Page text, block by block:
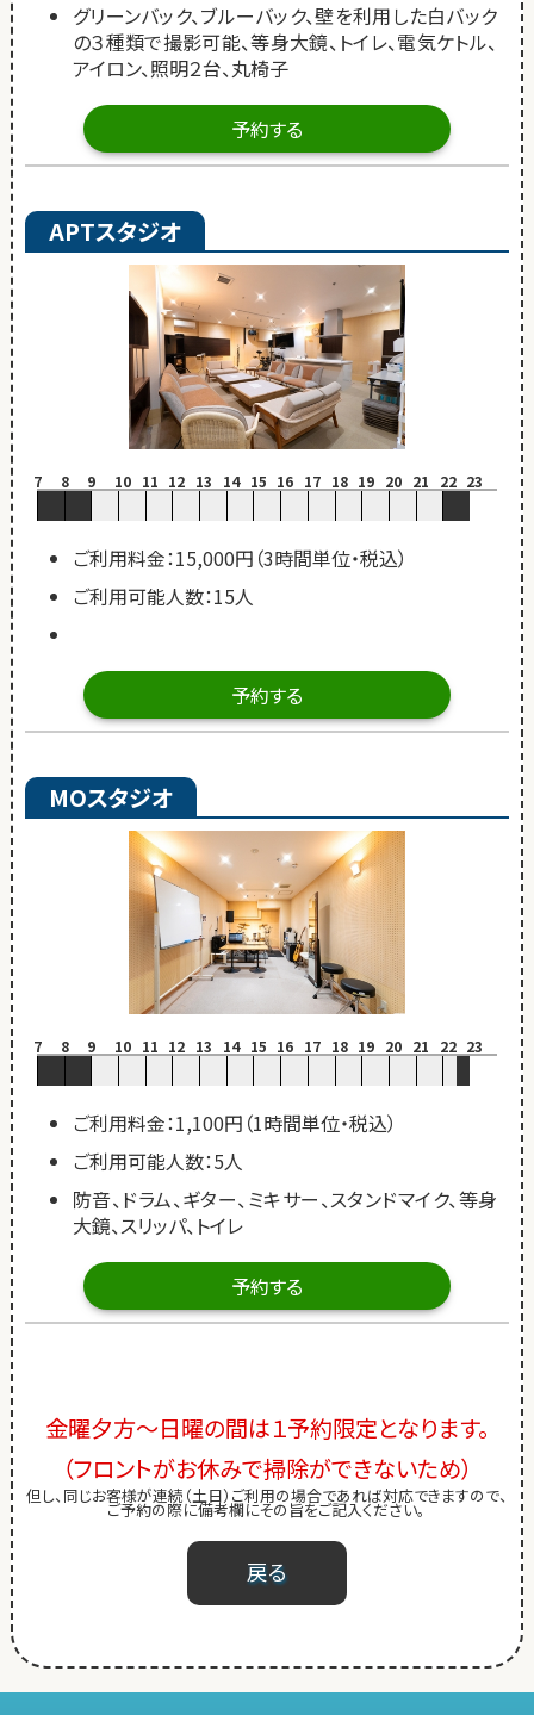
グリーンバック、ブルーバック、壁を利用した白バック
の３種類で撮影可能、等身大鏡、トイレ、電気ケトル、
アイロン、照明２台、丸椅子
予約する
APTスタジオ
7 8 9 10 11 12 13 14 15 16 17 18 19 20 21 22 23
ご利用料金：15,000円（3時間単位・税込）
ご利用可能人数：15人
予約する
MOスタジオ
7 8 9 10 11 12 13 14 15 16 17 18 19 20 21 22 23
ご利用料金：1,100円（1時間単位・税込）
ご利用可能人数：5人
防音、ドラム、ギター、ミキサー、スタンドマイク、等身
大鏡、スリッパ、トイレ
予約する
金曜夕方～日曜の間は１予約限定となります。
（フロントがお休みで掃除ができないため）
但し、同じお客様が連続（土日）ご利用の場合であれば対応できますので、
ご予約の際に備考欄にその旨をご記入ください。
戻る